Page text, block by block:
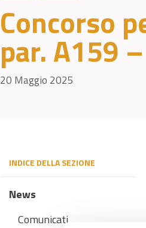
Concorso
par. A159
20 Maggio 2025
INDICE DELLA SEZIONE
News
Comunicati